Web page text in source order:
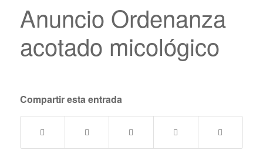
Anuncio Ordenanza
acotado micológico
Compartir esta entrada